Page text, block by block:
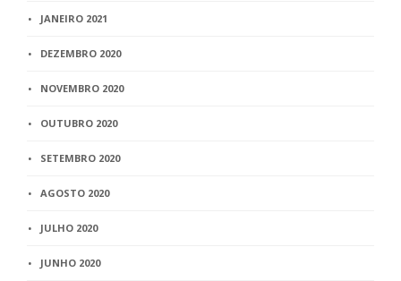
JANEIRO 2021
DEZEMBRO 2020
NOVEMBRO 2020
OUTUBRO 2020
SETEMBRO 2020
AGOSTO 2020
JULHO 2020
JUNHO 2020